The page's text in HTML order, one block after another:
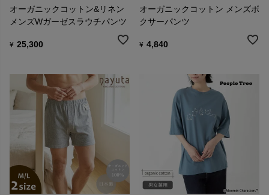
オーガニックコットン&リネン
メンズWガーゼスラウチパンツ
¥ 25,300
オーガニックコットン メンズボ
クサーパンツ
¥ 4,840